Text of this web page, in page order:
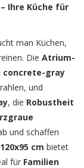
Ihre Küche für
man Küchen,
Die Atrium-
concrete-gray
und
, die Robustheit
und schaffen
cm bietet
für Familien